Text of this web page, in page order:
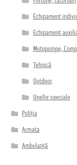
Echipament
Echipament
Motopompe,
Tehnică
Outdoor
Unelte speciale
Poliția
Armata
Ambulanță